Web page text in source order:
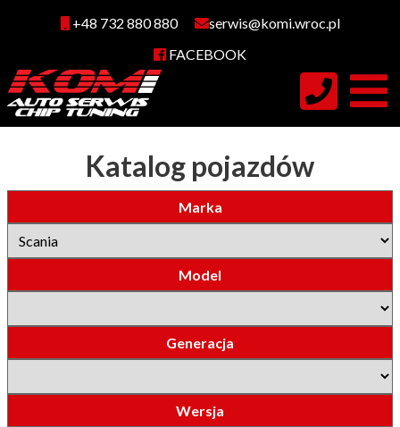
+48 732 880 880
serwis@komi.wroc.pl
FACEBOOK
Katalog pojazdów
Marka
Model
Generacja
Wersja